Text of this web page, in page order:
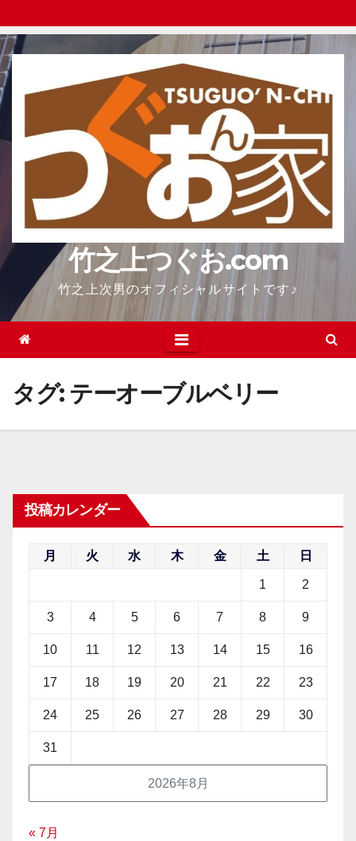
竹之上つぐお.com
竹之上次男のオフィシャルサイトです♪
タグ: テーオーブルベリー
投稿カレンダー
2026年8月
月 火 水 木 金 土 日
1 2
3 4 5 6 7 8 9
10 11 12 13 14 15 16
17 18 19 20 21 22 23
24 25 26 27 28 29 30
31
« 7月